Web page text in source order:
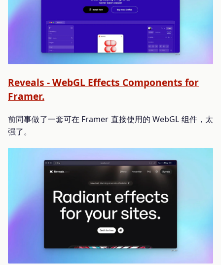
Reveals - WebGL Effects Components for
Framer.
前同事做了一套可在 Framer 直接使用的 WebGL 组件，太
强了。